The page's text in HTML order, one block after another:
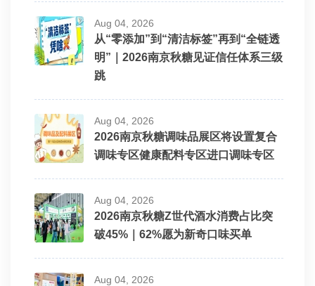
Aug 04, 2026
从“零添加”到“清洁标签”再到“全链透
明”｜2026南京秋糖见证信任体系三级
跳
Aug 04, 2026
2026南京秋糖调味品展区将设置复合
调味专区健康配料专区进口调味专区
Aug 04, 2026
2026南京秋糖Z世代酒水消费占比突
破45%｜62%愿为新奇口味买单
Aug 04, 2026